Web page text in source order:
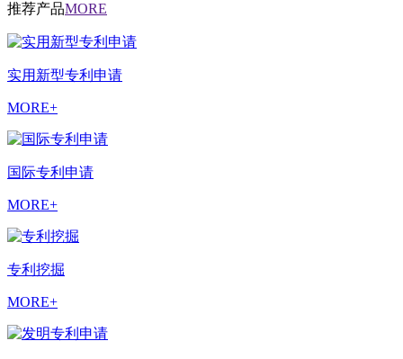
推荐产品MORE
实用新型专利申请
MORE+
国际专利申请
MORE+
专利挖掘
MORE+